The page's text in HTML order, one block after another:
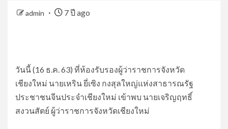
admin 7 ปี ago
วันนี้ (16 ธ.ค. 63) ที่ห้องรับรองผู้ว่าราชการจังหวัด
เชียงใหม่ นายเหริน ยี่เซิง กงสุลใหญ่แห่งสาธารณรัฐ
ประชาชนจีนประจำเชียงใหม่ เข้าพบ นายเจริญฤทธิ์
สงวนสัตย์ ผู้ว่าราชการจังหวัดเชียงใหม่